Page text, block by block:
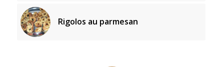
Rigolos au parmesan